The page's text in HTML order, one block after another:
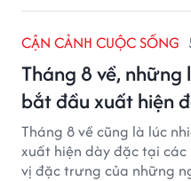
CẬN CẢNH CUỘC SỐNG
Tháng 8 về,
bắt đầu xuất hiện
Tháng 8 về cũng là lúc
xuất hiện dày đặc tại
vị đặc trưng của những